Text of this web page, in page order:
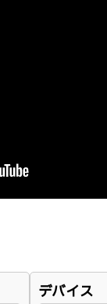
デバイス